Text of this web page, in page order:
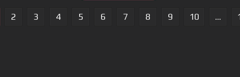
2 3 4 5 6 7 8 9 10 ...